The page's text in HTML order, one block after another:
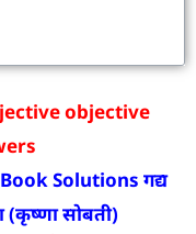
objective
Solutions गद्य
(कृष्णा सोबती)